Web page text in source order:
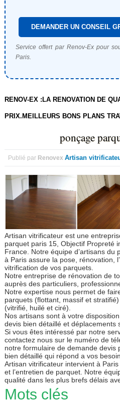
DEMANDER UN CONSEIL
Service offert par Renov-Ex pour
Paris.
RENOV-EX :LA RENOVATION DE
PRIX.MEILLEURS BONS PLANS
ponçage
Publié par Renovex Artisan
Artisan vitrificateur est une
parquet paris 15, Objectif Propreté
France. Notre équipe d’artisans du
à Paris assure la pose, rénovation,
vitrification de vos parquets.
Notre entreprise de rénovation de
auprès des particuliers,
Notre expertise nous permet de
parquets (flottant, massif et
(vitrifié, huilé et ciré).
Nos artisans sont à votre
devis bien détaillé et déplacements
Si vous êtes intéressé par notre
contactez nous sur le numéro de
notre formulaire de demande devis
bien détaillé qui répond a vos
Artisan vitrificateur intervient à
et l’entretien de parquet. Notre
qualité dans les plus brefs délais
Mots clés